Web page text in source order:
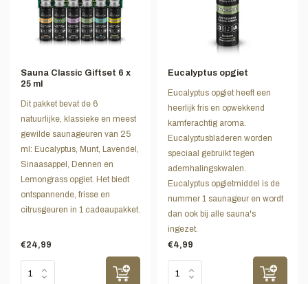
Sauna Classic Giftset 6 x
25 ml
Dit pakket bevat de 6
natuurlijke, klassieke en meest
gewilde saunageuren van 25
ml: Eucalyptus, Munt, Lavendel,
Sinaasappel, Dennen en
Lemongrass opgiet. Het biedt
ontspannende, frisse en
citrusgeuren in 1 cadeaupakket.
€24,99
Eucalyptus opgiet
Eucalyptus opgiet heeft een
heerlijk fris en opwekkend
kamferachtig aroma.
Eucalyptusbladeren worden
speciaal gebruikt tegen
ademhalingskwalen.
Eucalyptus opgietmiddel is de
nummer 1 saunageur en wordt
dan ook bij alle sauna's
ingezet.
€4,99